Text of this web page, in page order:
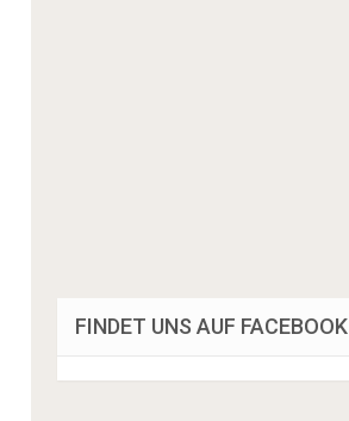
FINDET UNS AUF FACEBOOK